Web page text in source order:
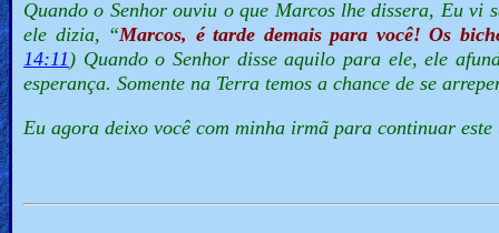
Quando o Senhor ouviu o que Marcos lhe dissera, Eu vi
ele dizia, “Marcos, é tarde demais para você! Os
14:11 ) Quando o Senhor disse aquilo para ele, ele
esperança. Somente na Terra temos a chance de se
Eu agora deixo você com minha irmã para continuar